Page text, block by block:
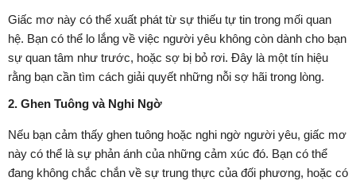
Giấc mơ này có thể xuất phát từ sự thiếu tự tin trong mối quan
hệ. Bạn có thể lo lắng về việc người yêu không còn dành cho bạn
sự quan tâm như trước, hoặc sợ bị bỏ rơi. Đây là một tín hiệu
rằng bạn cần tìm cách giải quyết những nỗi sợ hãi trong lòng.
2. Ghen Tuông và Nghi Ngờ
Nếu bạn cảm thấy ghen tuông hoặc nghi ngờ người yêu, giấc mơ
này có thể là sự phản ánh của những cảm xúc đó. Bạn có thể
đang không chắc chắn về sự trung thực của đối phương, hoặc có